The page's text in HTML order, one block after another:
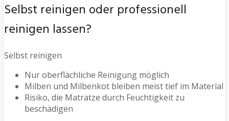
Selbst reinigen oder professionell
reinigen lassen?
Selbst reinigen
Nur oberflächliche Reinigung möglich
Milben und Milbenkot bleiben meist tief im Material
Risiko, die Matratze durch Feuchtigkeit zu
beschädigen